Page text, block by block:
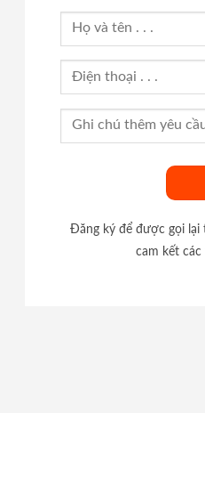
Đăng ký để được gọi lại
cam kết